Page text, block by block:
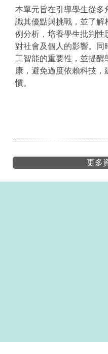
本單元旨在引導學生從多
識其優點與挑戰，並了解
例分析，培養學生批判性
對社會及個人的影響。同
工智能的重要性，並提醒
康，避免過度依賴科技
慣。
更多